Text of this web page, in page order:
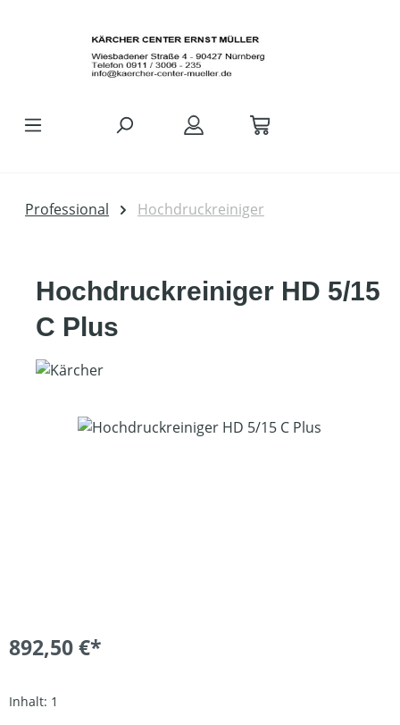
Professional Hochdruckreiniger
Hochdruckreiniger HD 5/15
C Plus
Bildergalerie überspringen
892,50 €*
Inhalt: 1